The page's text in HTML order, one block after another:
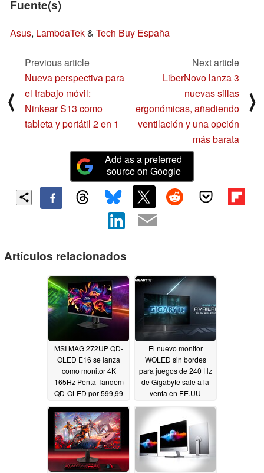
Fuente(s)
Asus, LambdaTek& Tech Buy España
⟨
Previous article
Nueva perspectiva para
el trabajo móvil:
Ninkear S13 como
tableta y portátil 2 en 1
Next article
LiberNovo lanza 3
nuevas sillas
ergonómicas, añadiendo
ventilación y una opción
más barata
⟩
Add as a preferred
source on Google
Artículos relacionados
MSI MAG 272UP QD-
OLED E16 se lanza
como monitor 4K
165Hz Penta Tandem
QD-OLED por 599,99
05/19/2026
El nuevo monitor
WOLED sin bordes
para juegos de 240 Hz
de Gigabyte sale a la
venta en EE.UU
05/14/2026